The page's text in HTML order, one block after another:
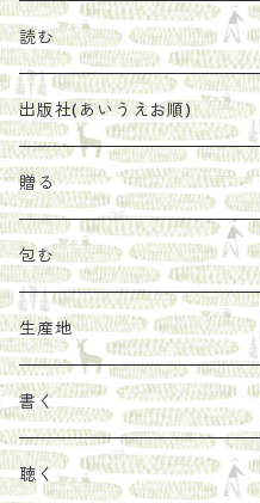
珈琲豆
太山寺珈琲焙煎室
うめぼし
塩
オリーブオイル
その他
マスコバド糖
しょうがパウダー
野菜・果物
エコラップ
石けん
ヘチマたわし
陶器
馬目隆宏
絵
タンブラー
読む
刊行から時間が経ったけれど
贈り物に勧めたい絵本
紀伊半島ブックマルシェ関連
らくだ舎出帆室の参考本など
新刊では販売しづらくなった
古本や自由価格本から探す
出版社(あいうえお順)
らくだ舎出帆室
リトルプレス
mario books
タイドラー
Sakumag
海外出版社
古本
あ行
贈る
包装
ギフトセット
カレンダー
カップ
包む
生産地
色川
そこそこ農園
フィリピン
書く
カムワッカ
聴く